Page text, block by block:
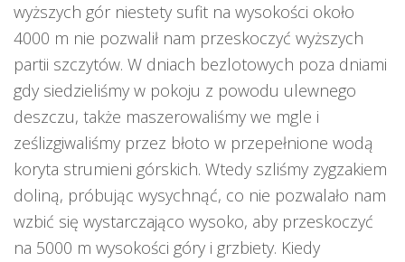
wyższych gór niestety sufit na wysokości około
4000 m nie pozwalił nam przeskoczyć wyższych
partii szczytów. W dniach bezlotowych poza dniami
gdy siedzieliśmy w pokoju z powodu ulewnego
deszczu, także maszerowaliśmy we mgle i
ześlizgiwaliśmy przez błoto w przepełnione wodą
koryta strumieni górskich. Wtedy szliśmy zygzakiem
doliną, próbując wysychnąć, co nie pozwalało nam
wzbić się wystarczająco wysoko, aby przeskoczyć
na 5000 m wysokości góry i grzbiety. Kiedy